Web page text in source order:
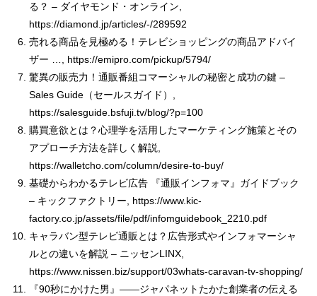
る？ – ダイヤモンド・オンライン,
https://diamond.jp/articles/-/289592
売れる商品を見極める！テレビショッピングの商品アドバイ
ザー …, https://emipro.com/pickup/5794/
驚異の販売力！通販番組コマーシャルの秘密と成功の鍵 –
Sales Guide（セールスガイド）,
https://salesguide.bsfuji.tv/blog/?p=100
購買意欲とは？心理学を活用したマーケティング施策とその
アプローチ方法を詳しく解説,
https://walletcho.com/column/desire-to-buy/
基礎からわかるテレビ広告 『通販インフォマ』ガイドブック
– キックファクトリー, https://www.kic-
factory.co.jp/assets/file/pdf/infomguidebook_2210.pdf
キャラバン型テレビ通販とは？広告形式やインフォマーシャ
ルとの違いを解説 – ニッセンLINX,
https://www.nissen.biz/support/03whats-caravan-tv-shopping/
『90秒にかけた男』――ジャパネットたかた創業者の伝える